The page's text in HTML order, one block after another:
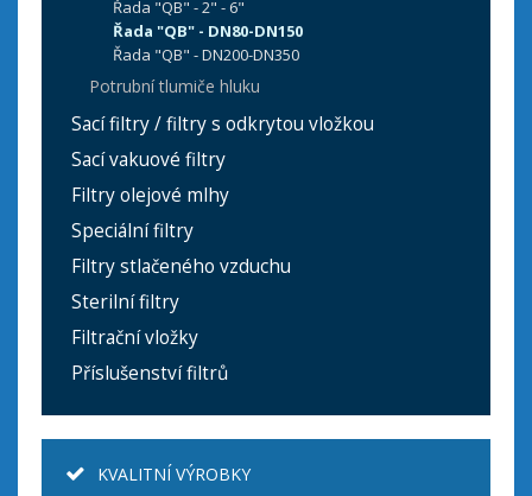
Řada "QB" - 2" - 6"
Řada "QB" - DN80-DN150
Řada "QB" - DN200-DN350
Potrubní tlumiče hluku
Sací filtry / filtry s odkrytou vložkou
Sací vakuové filtry
Filtry olejové mlhy
Speciální filtry
Filtry stlačeného vzduchu
Sterilní filtry
Filtrační vložky
Příslušenství filtrů
KVALITNÍ VÝROBKY